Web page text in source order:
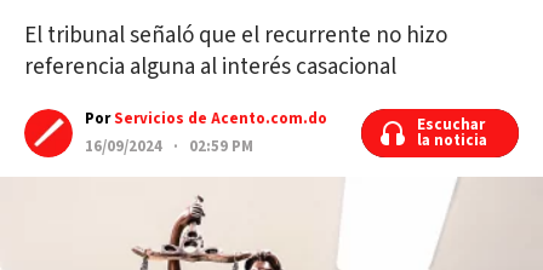
El tribunal señaló que el recurrente no hizo
referencia alguna al interés casacional
PorServicios de Acento.com.do
16/09/2024 · 02:59 PM
Escuchar
la noticia
Escuchar
la noticia